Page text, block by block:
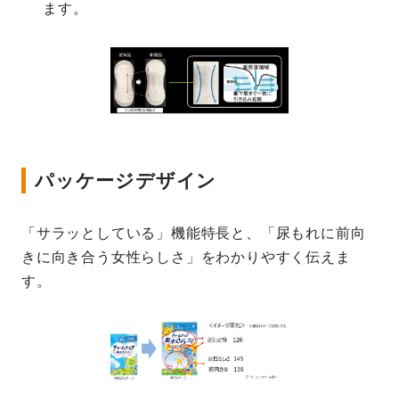
ます。
パッケージデザイン
「サラッとしている」機能特長と、「尿もれに前向
きに向き合う女性らしさ」をわかりやすく伝えま
す。